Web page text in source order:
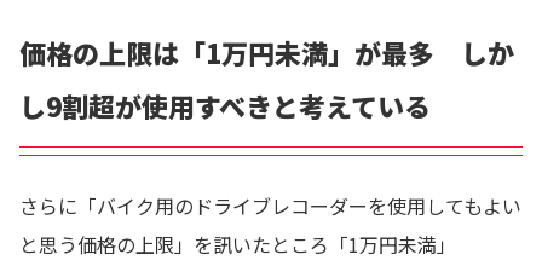
価格の上限は「1万円未満」が最多 しか
し9割超が使用すべきと考えている
さらに「バイク用のドライブレコーダーを使用してもよい
と思う価格の上限」を訊いたところ「1万円未満」